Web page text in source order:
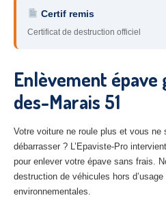
51 – Marne
– Eure-et-Loir
27– Eure
– Aube
02 – Aisne
Tousles secteurs
Certif remis
Certificat de destruction officiel
Enlèvement
des-Marais 51
Votre voiture ne roule plus et vous
débarrasser ? L’Epaviste-Pro
pour enlever votre épave sans frais.
destruction de véhicules hors
environnementales.